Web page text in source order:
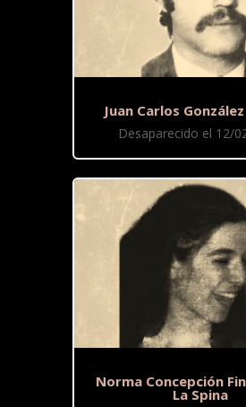
Juan Carlos
Desaparecido el 12/
Norma Concepción
La Spina